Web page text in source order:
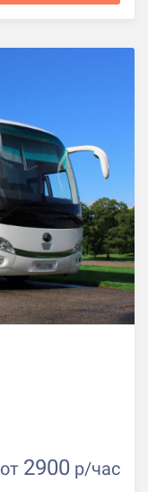
от 2900 р/час